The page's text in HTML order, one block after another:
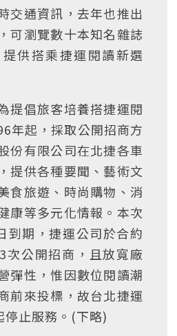
交通資訊，去年也推出
可瀏覽數十本知名雜誌
供搭乘捷運閱讀新選
提倡旅客培養搭捷運閱
年起，採取公開招商方
份有限公司在北捷各車
提供各種要聞、藝術文
食旅遊、時尚購物、消
康等多元化情報。本次
到期，捷運公司於合約
次公開招商，且放寬廠
彈性，惟因數位閱讀潮
前來投標，故台北捷運
止服務。(下略)